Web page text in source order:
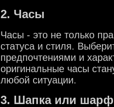
2. Часы
Часы - это не только
статуса и стиля.
предпочтениями и
оригинальные часы
любой ситуации.
3. Шапка или шарф